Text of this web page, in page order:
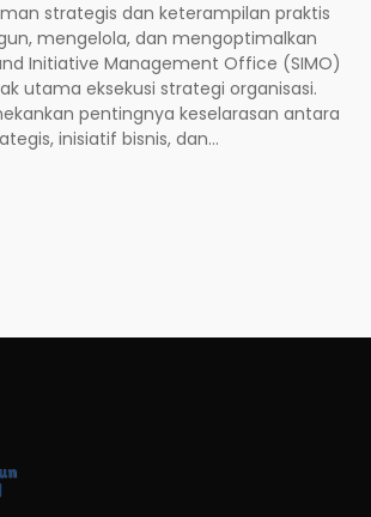
strategis dan keterampilan praktis
mengelola, dan mengoptimalkan
Initiative Management Office (SIMO)
utama eksekusi strategi organisasi.
pentingnya keselarasan antara
inisiatif bisnis, dan...